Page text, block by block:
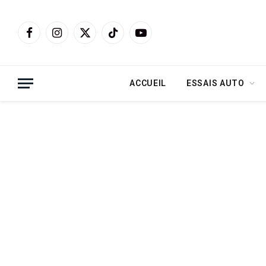
FacebookInstagram
X
TikTokYouTube
ACCUEIL ESSAIS AUTO